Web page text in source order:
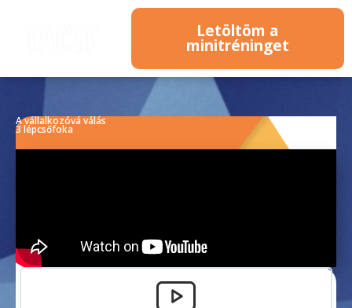
Letöltöm a
minitréninget
A vállalkozóvá válás
3 lépcsőfoka